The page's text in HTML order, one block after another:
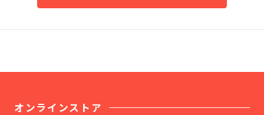
オンラインストア